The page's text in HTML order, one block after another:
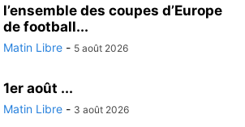
l’ensemble des coupes d’Europe
de football...
Matin Libre - 5 août 2026
1er août ...
Matin Libre - 3 août 2026